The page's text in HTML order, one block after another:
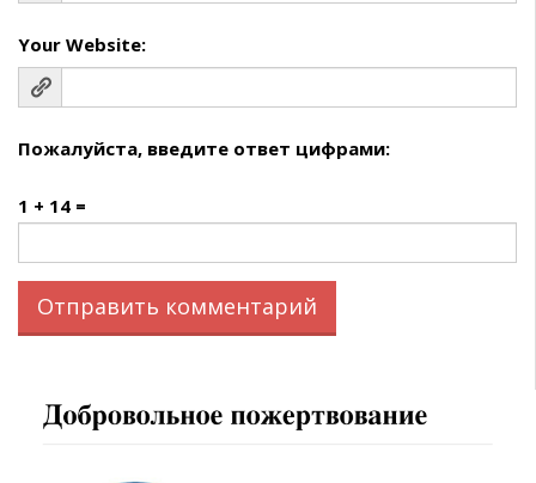
Your Website:
Пожалуйста, введите ответ цифрами:
1 + 14 =